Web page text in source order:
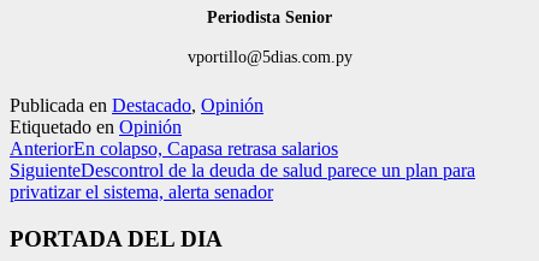
Periodista Senior
vportillo@5dias.com.py
Publicada en Destacado, Opinión
Etiquetado en Opinión
AnteriorEn colapso, Capasa retrasa salarios
SiguienteDescontrol de la deuda de salud parece un plan para
privatizar el sistema, alerta senador
PORTADA DEL DIA